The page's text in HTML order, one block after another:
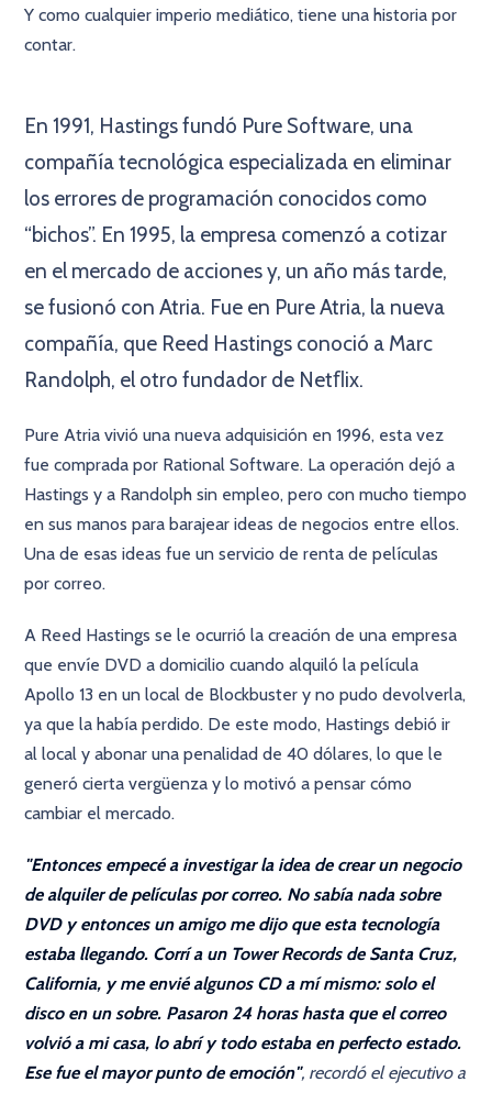
Y como cualquier imperio mediático, tiene una historia por
contar.
En 1991, Hastings fundó Pure Software, una
compañía tecnológica especializada en eliminar
los errores de programación conocidos como
“bichos”. En 1995, la empresa comenzó a cotizar
en el mercado de acciones y, un año más tarde,
se fusionó con Atria. Fue en Pure Atria, la nueva
compañía, que Reed Hastings conoció a Marc
Randolph, el otro fundador de Netﬂix.
Pure Atria vivió una nueva adquisición en 1996, esta vez
fue comprada por Rational Software. La operación dejó a
Hastings y a Randolph sin empleo, pero con mucho tiempo
en sus manos para barajear ideas de negocios entre ellos.
Una de esas ideas fue un servicio de renta de películas
por correo.
A Reed Hastings se le ocurrió la creación de una empresa
que envíe DVD a domicilio cuando alquiló la película
Apollo 13 en un local de Blockbuster y no pudo devolverla,
ya que la había perdido. De este modo, Hastings debió ir
al local y abonar una penalidad de 40 dólares, lo que le
generó cierta vergüenza y lo motivó a pensar cómo
cambiar el mercado.
"Entonces empecé a investigar la idea de crear un negocio
de alquiler de películas por correo. No sabía nada sobre
DVD y entonces un amigo me dijo que esta tecnología
estaba llegando. Corrí a un Tower Records de Santa Cruz,
California, y me envié algunos CD a mí mismo: solo el
disco en un sobre. Pasaron 24 horas hasta que el correo
volvió a mi casa, lo abrí y todo estaba en perfecto estado.
Ese fue el mayor punto de emoción", recordó el ejecutivo a